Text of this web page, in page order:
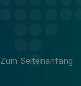
Zum Seitenanfang